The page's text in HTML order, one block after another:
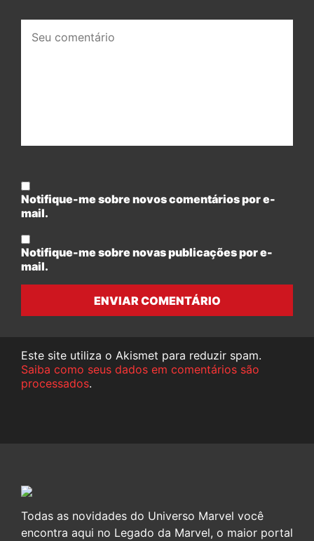
comentário:
Notifique-me sobre novos comentários por e-
mail.
Notifique-me sobre novas publicações por e-
mail.
ENVIAR COMENTÁRIO
Este site utiliza o Akismet para reduzir spam.
Saiba como seus dados em comentários são
processados.
Todas as novidades do Universo Marvel você
encontra aqui no Legado da Marvel, o maior portal